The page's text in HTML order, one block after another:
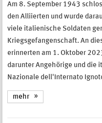
Am 8. September 1943
den Alliierten und wurde
viele italienische Soldaten
Kriegsgefangenschaft. An
erinnerten am 1. Oktober
darunter Angehörige und die
Nazionale dell'Internato
mehr